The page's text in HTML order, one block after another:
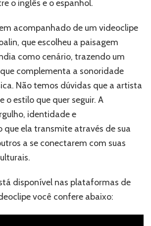
o inglês e o espanhol.
acompanhado de um videoclipe
que escolheu a paisagem
como cenário, trazendo um
complementa a sonoridade
Não temos dúvidas que a artista
o estilo que quer seguir. A
identidade e
ela transmite através de sua
a se conectarem com suas
disponível nas plataformas de
você confere abaixo: